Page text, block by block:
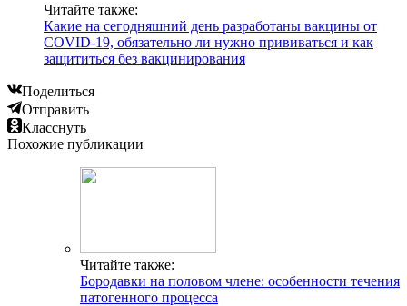
Читайте также:
Какие на сегодняшний день разработаны вакцины от
COVID-19, обязательно ли нужно прививаться и как
защититься без вакцинирования
Поделиться
Отправить
Класснуть
Похожие публикации
Читайте также:
Бородавки на половом члене: особенности течения
патогенного процесса